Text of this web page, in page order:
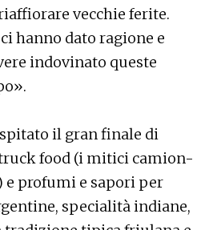
vecchie ferite.
hanno dato ragione e
indovinato queste
il gran finale di
food (i mitici camion-
e profumi e sapori per
specialità indiane,